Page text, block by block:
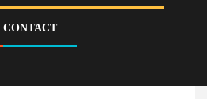
CONTACT
de Rose Bonite : les Casecs adjoints
sur la mauvaise gestion d’Antoine